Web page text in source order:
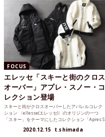
FOCUS
エレッセ「スキーと街のクロス
オーバー」アプレ・スノー・コ
レクション登場
スキーと街がクロスオーバーしたアパレルコレク
ション 〈ellesse(エレッセ)〉のオリジンの一つ
「スキー」をテーマにしたコレクション「Apres S
2020.12.15 t.shimada